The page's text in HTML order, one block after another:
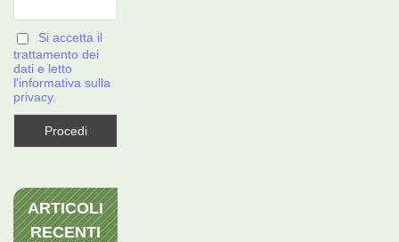
Si accetta il
trattamento dei
dati e letto
l'informativa sulla
privacy.
ARTICOLI
RECENTI